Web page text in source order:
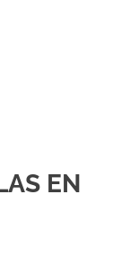
EN